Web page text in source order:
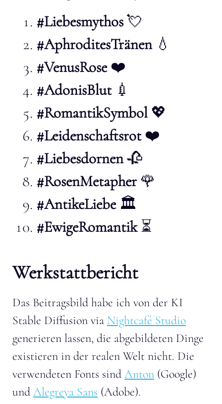
#Liebesmythos💘
#AphroditesTränen💧
#VenusRose❤️
#AdonisBlut💉
#RomantikSymbol 💖
#Leidenschaftsrot❤️
#Liebesdornen🥀
#RosenMetapher🌹
#AntikeLiebe🏛️
#EwigeRomantik⏳
Werkstattbericht
Das Beitragsbild habe ich von der KI
Stable Diffusion via Nightcafé Studio
generieren lassen, die abgebildeten Dinge
existieren in der realen Welt nicht. Die
verwendeten Fonts sind Anton (Google)
und Alegreya Sans (Adobe).